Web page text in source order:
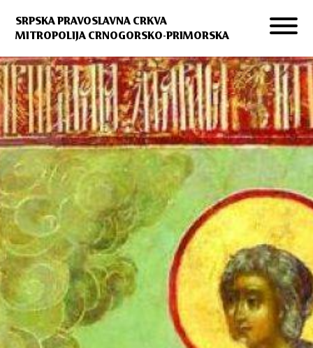
SRPSKA PRAVOSLAVNA CRKVA
MITROPOLIJA CRNOGORSKO-PRIMORSKA